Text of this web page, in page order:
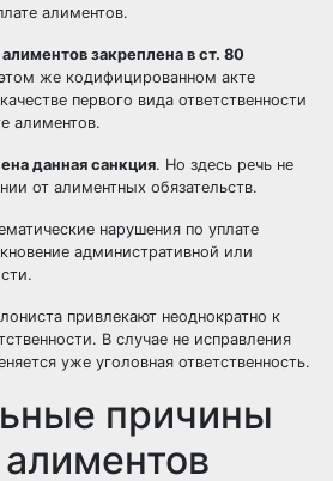
алиментов.
закреплена в ст. 80
же кодифицированном акте
первого вида ответственности
алиментов.
данная санкция. Но здесь речь не
от алиментных обязательств.
нарушения по уплате
административной или
привлекают неоднократно к
В случае не исправления
уже уголовная ответственность.
причины